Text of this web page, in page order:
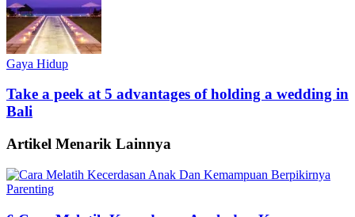
Gaya Hidup
Take a peek at 5 advantages of holding a wedding in
Bali
Artikel Menarik Lainnya
Parenting